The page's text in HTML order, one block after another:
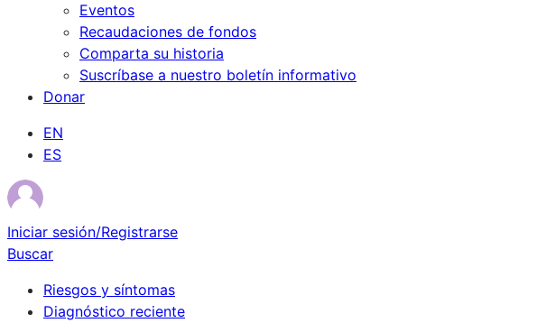
Eventos
Recaudaciones de fondos
Comparta su historia
Suscríbase a nuestro boletín informativo
Donar
EN
ES
Iniciar sesión/Registrarse
Buscar
Riesgos y síntomas
Diagnóstico reciente